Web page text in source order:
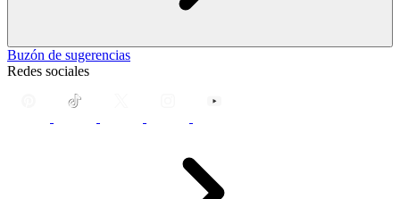
Buzón de sugerencias
Redes sociales